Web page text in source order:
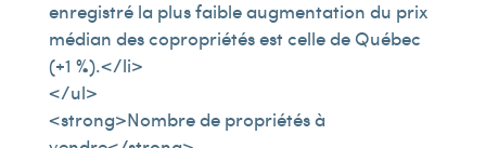
enregistré la plus faible augmentation du prix
médian des copropriétés est celle de Québec
(+1 %).</li>
</ul>
<strong>Nombre de propriétés à